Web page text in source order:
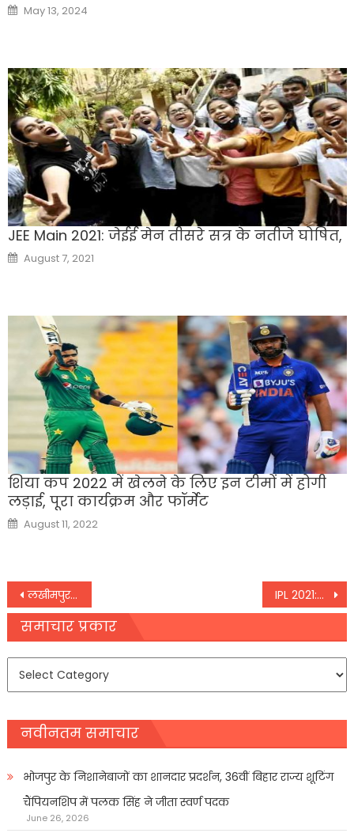
Posted
on
May 13, 2024
JEE Main 2021: जेईई मेन तीसरे सत्र के नतीजे घोषित,
Posted
on
August 7, 2021
शिया कप 2022 में खेलने के लिए इन टीमों में होगी
लड़ाई, पूरा कार्यक्रम और फॉर्मेट
Posted
on
August 11, 2022
Post
navigation
लखीमपुर खीरी कांड को लेकर चुनावी रणनीतिकार प्रशांत किशोर ने कांग्रेस पर साधा निशाना, IPL 2021:मुंबई के लिए हैदराबाद को हराना ही काफी नहीं,
समाचार प्रकार
नवीनतम समाचार
भोजपुर के निशानेबाजों का शानदार प्रदर्शन, 36वीं बिहार राज्य शूटिंग
चैंपियनशिप में पलक सिंह ने जीता स्वर्ण पदक
June 26, 2026